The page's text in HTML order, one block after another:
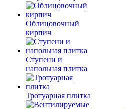
Облицовочный
кирпич
Ступени и
напольная плитка
Тротуарная плитка